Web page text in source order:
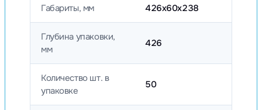
Габариты, мм 426х60х238
Глубина упаковки,
мм
426
Количество шт. в
упаковке
50